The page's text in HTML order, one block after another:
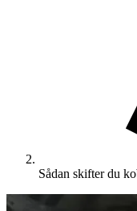
Sådan skifter du